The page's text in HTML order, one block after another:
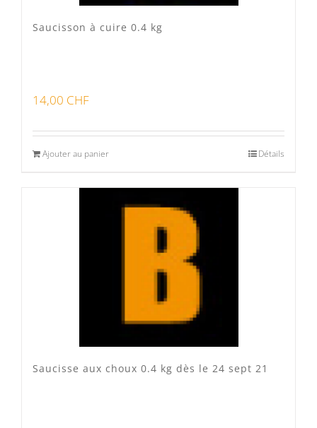
Saucisson à cuire 0.4 kg
14,00 CHF
Ajouter au panier Détails
Saucisse aux choux 0.4 kg dès le 24 sept 21